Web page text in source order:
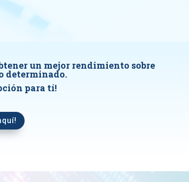
un mejor rendimiento sobre
determinado.
para tí!